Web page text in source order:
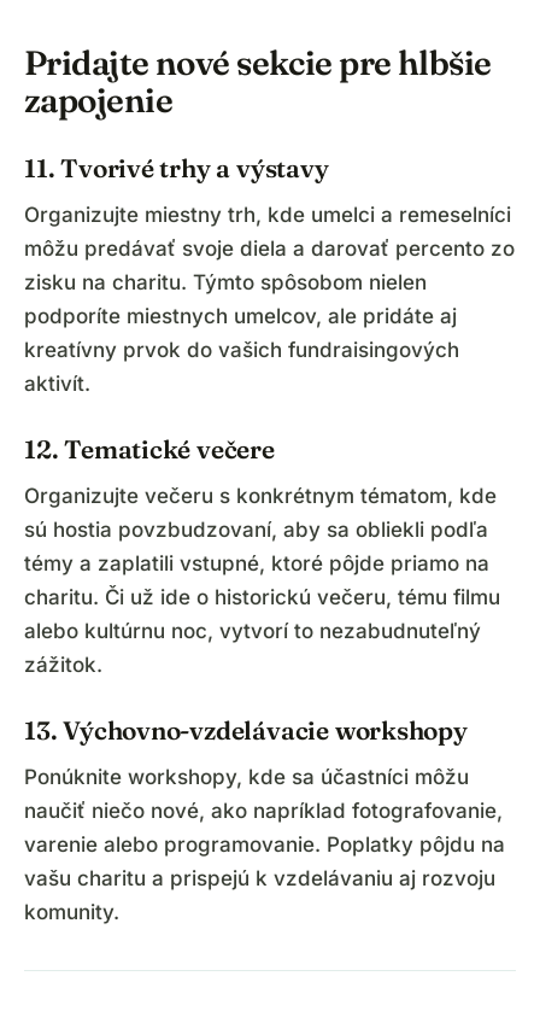
Pridajte nové sekcie pre hlbšie
zapojenie
11. Tvorivé trhy a výstavy
Organizujte miestny trh, kde umelci a remeselníci
môžu predávať svoje diela a darovať percento zo
zisku na charitu. Týmto spôsobom nielen
podporíte miestnych umelcov, ale pridáte aj
kreatívny prvok do vašich fundraisingových
aktivít.
12. Tematické večere
Organizujte večeru s konkrétnym tématom, kde
sú hostia povzbudzovaní, aby sa obliekli podľa
témy a zaplatili vstupné, ktoré pôjde priamo na
charitu. Či už ide o historickú večeru, tému filmu
alebo kultúrnu noc, vytvorí to nezabudnuteľný
zážitok.
13. Výchovno-vzdelávacie workshopy
Ponúknite workshopy, kde sa účastníci môžu
naučiť niečo nové, ako napríklad fotografovanie,
varenie alebo programovanie. Poplatky pôjdu na
vašu charitu a prispejú k vzdelávaniu aj rozvoju
komunity.